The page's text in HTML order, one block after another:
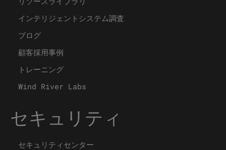
インテリジェントシステム調査
ブログ
顧客採用事例
トレーニング
Wind River Labs
セキュリティ
セキュリティセンター